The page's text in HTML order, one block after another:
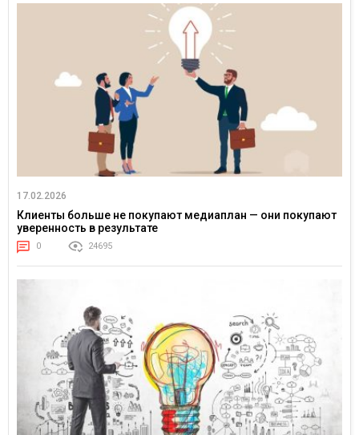
17.02.2026
Клиенты больше не покупают медиаплан — они покупают
уверенность в результате
0 24695